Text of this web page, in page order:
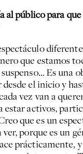
al público para que
que estamos
Es una
desde el inicio y
vez van a
estar activos,
que es un
ver, porque es un
prácticamente,